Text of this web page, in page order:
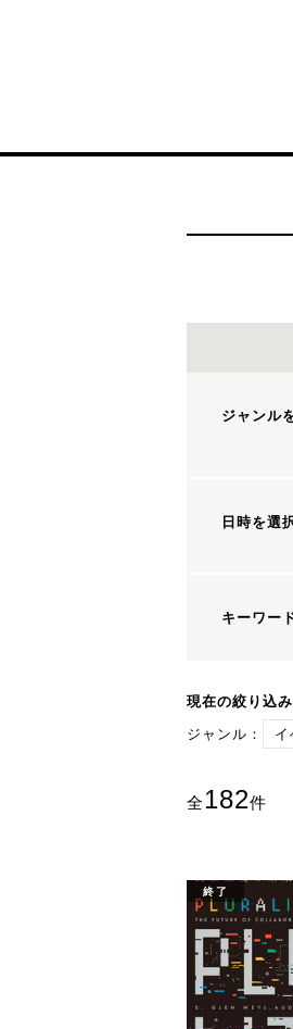
ジャンル
日時を選
キーワー
現在の絞り込
ジャンル：
イ
全182件
終了